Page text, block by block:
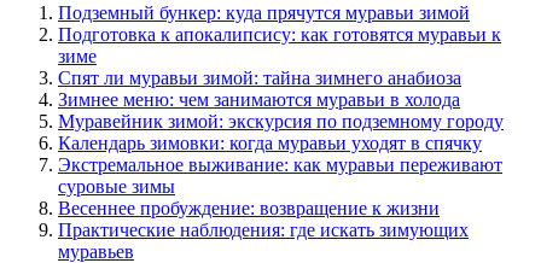
Подземный бункер: куда прячутся муравьи зимой
Подготовка к апокалипсису: как готовятся муравьи к
зиме
Спят ли муравьи зимой: тайна зимнего анабиоза
Зимнее меню: чем занимаются муравьи в холода
Муравейник зимой: экскурсия по подземному городу
Календарь зимовки: когда муравьи уходят в спячку
Экстремальное выживание: как муравьи переживают
суровые зимы
Весеннее пробуждение: возвращение к жизни
Практические наблюдения: где искать зимующих
муравьев